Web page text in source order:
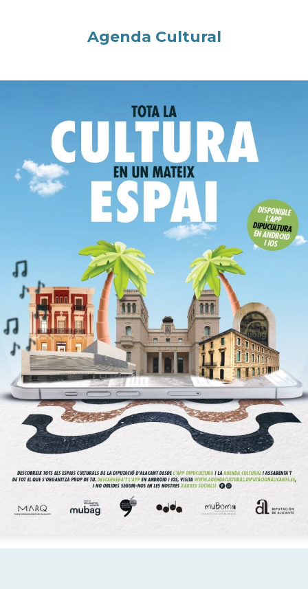
Agenda Cultural